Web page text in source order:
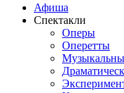
Афиша
Спектакли
Оперы
Оперетты